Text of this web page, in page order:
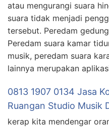
atau mengurangi suara
suara tidak menjadi
tersebut. Peredam
Peredam suara kamar
musik, peredam suara
lainnya merupakan
0813 1907 0134 Jasa
Ruangan Studio Musik
kerap kita mendengar